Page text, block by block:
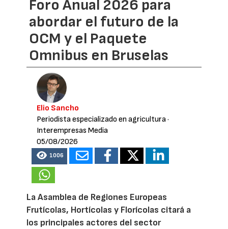
Foro Anual 2026 para
abordar el futuro de la
OCM y el Paquete
Omnibus en Bruselas
Elio Sancho
Periodista especializado en agricultura·
Interempresas Media
05/08/2026
1006
La Asamblea de Regiones Europeas
Frutícolas, Hortícolas y Florícolas citará a
los principales actores del sector